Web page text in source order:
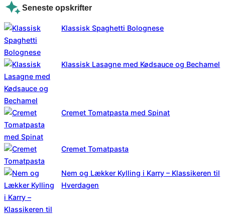
Seneste opskrifter
Klassisk Spaghetti Bolognese
Klassisk Lasagne med Kødsauce og Bechamel
Cremet Tomatpasta med Spinat
Cremet Tomatpasta
Nem og Lækker Kylling i Karry – Klassikeren til
Hverdagen